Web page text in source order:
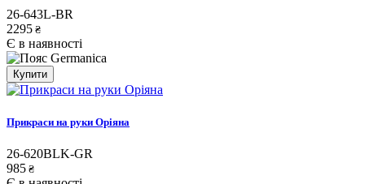
26-643L-BR
2295 ₴
Є в наявності
Купити
Прикраси на руки Оріяна
26-620BLK-GR
985 ₴